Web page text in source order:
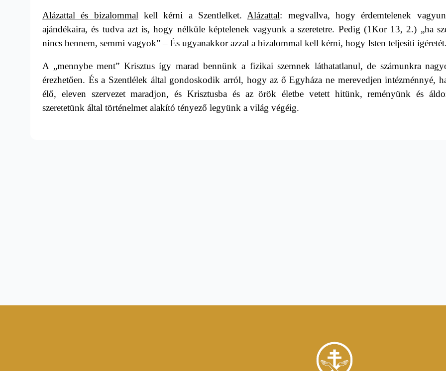
Alázattal és bizalommalkell kérni a Szentlelket.Alázattal: megvallva, hogy érdemtelenek
ajándékaira, és tudva azt is, hogy nélküle képtelenek vagyunk a szeretetre. Pedig (1Kor 13, 2.) „ha
nincs bennem, semmi vagyok” – És ugyanakkor azzal abizalommal kell kérni, hogyIsten teljesíti ígéretét.
A „mennybe ment” Krisztus így marad bennünk a fizikai szemnek láthatatlanul, de számunkra
érezhetően. És a Szentlélek által gondoskodik arról, hogy az ő Egyháza ne merevedjen intézménnyé,
élő, eleven szervezet maradjon, és Krisztusba és az örök életbe vetett hitünk, reményünk és
szeretetünk által történelmet alakító tényező legyünk a világ végéig.